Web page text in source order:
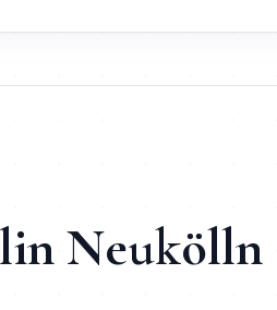
Neukölln